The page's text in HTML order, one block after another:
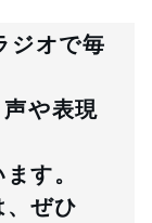
ジオで毎
や表現
す。
ぜひ